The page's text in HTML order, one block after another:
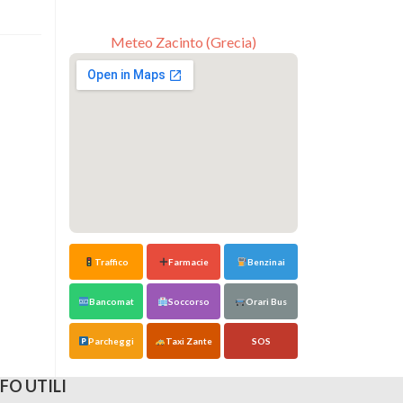
Meteo Zacinto (Grecia)
Traffico Farmacie Benzinai
Bancomat Soccorso Orari Bus
Parcheggi Taxi Zante SOS
UTILI